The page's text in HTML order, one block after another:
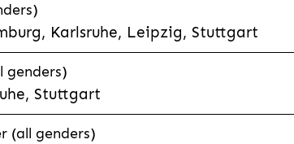
Karlsruhe, Leipzig, Stuttgart
genders)
Stuttgart
(all genders)